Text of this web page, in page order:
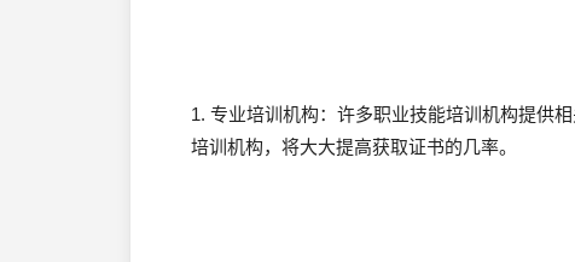
1. 专业培训机构：许多职业技能培训机构提供
培训机构，将大大提高获取证书的几率。